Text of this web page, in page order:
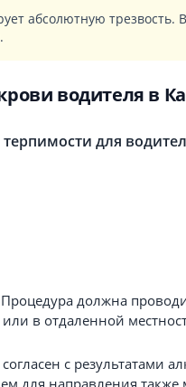
абсолютную
водителя в
для
должна
в отдаленной
с результатами
для направления